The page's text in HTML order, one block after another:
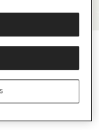
y manga corta